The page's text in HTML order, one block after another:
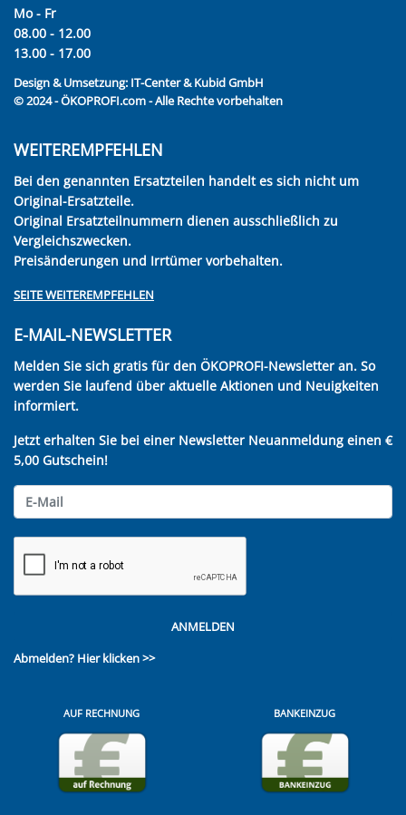
Mo - Fr
08.00 - 12.00
13.00 - 17.00
Design & Umsetzung: IT-Center & Kubid GmbH
© 2024 - ÖKOPROFI.com - Alle Rechte vorbehalten
WEITEREMPFEHLEN
Bei den genannten Ersatzteilen handelt es sich nicht um
Original-Ersatzteile.
Original Ersatzteilnummern dienen ausschließlich zu
Vergleichszwecken.
Preisänderungen und Irrtümer vorbehalten.
SEITE WEITEREMPFEHLEN
E-MAIL-NEWSLETTER
Melden Sie sich gratis für den ÖKOPROFI-Newsletter an. So
werden Sie laufend über aktuelle Aktionen und Neuigkeiten
informiert.
Jetzt erhalten Sie bei einer Newsletter Neuanmeldung einen €
5,00 Gutschein!
ANMELDEN
Abmelden? Hier klicken >>
AUF RECHNUNG BANKEINZUG